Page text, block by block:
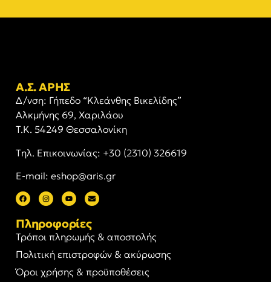
Α.Σ. ΑΡΗΣ
Δ/νση: Γήπεδο “Κλεάνθης Βικελίδης”
Αλκμήνης 69, Χαριλάου
Τ.Κ. 54249 Θεσσαλονίκη
Tηλ. Επικοινωνίας: +30 (2310) 326619
E-mail: eshop@aris.gr
Πληροφορίες
Τρόποι πληρωμής & αποστολής
Πολιτική επιστροφών & ακύρωσης
Όροι χρήσης & προϋποθέσεις